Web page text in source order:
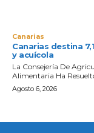
Canarias
Canarias destina
y acuícola
La Consejería De
Alimentaria Ha
Agosto 6, 2026